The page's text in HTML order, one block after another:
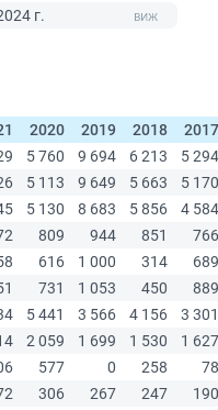
г.
2020 2019 2018
2017